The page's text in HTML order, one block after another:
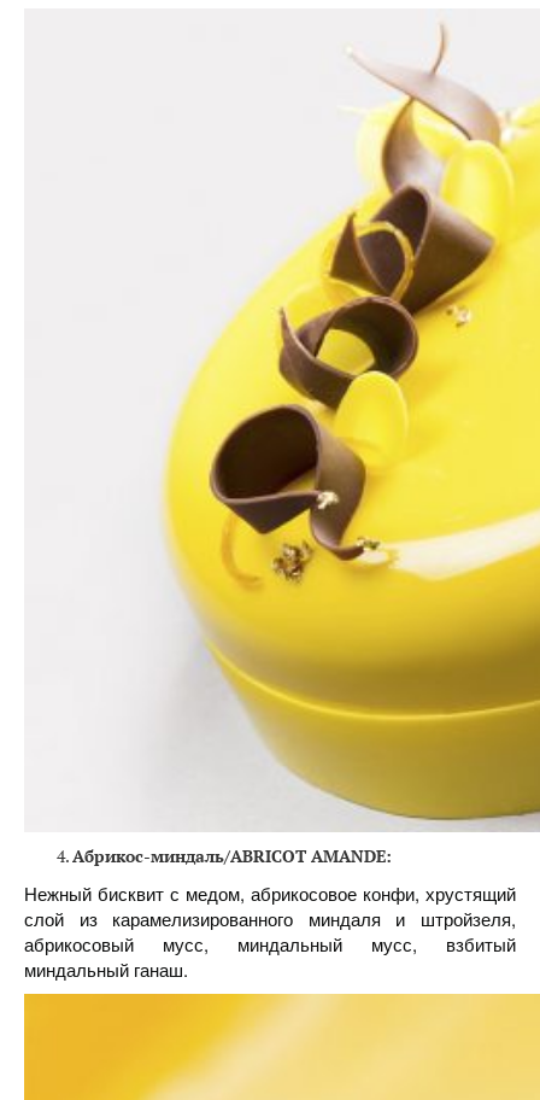
Абрикос-миндаль/ABRICOT AMANDE:
Нежный бисквит с медом, абрикосовое конфи, хрустящий
слой из карамелизированного миндаля и штройзеля,
абрикосовый мусс, миндальный мусс, взбитый
миндальный ганаш.